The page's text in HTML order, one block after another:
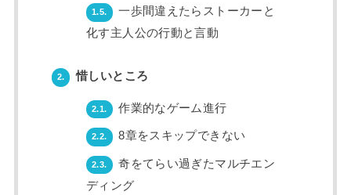
1.5.
一歩間違えたらストーカーと
化す主人公の行動と言動
2. 惜しいところ
2.1. 作業的なゲーム進行
2.2. 8章をスキップできない
2.3.
奇をてらい過ぎたマルチエン
ディング